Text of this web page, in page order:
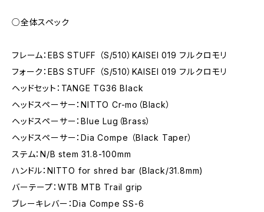
○全体スペック
フレーム：EBS STUFF （S/510）KAISEI 019 フルクロモリ
フォーク：EBS STUFF （S/510）KAISEI 019 フルクロモリ
ヘッドセット：TANGE TG36 Black
ヘッドスペーサー：NITTO Cr-mo（Black）
ヘッドスペーサー：Blue Lug（Brass）
ヘッドスペーサー：Dia Compe （Black Taper）
ステム：N/B stem 31.8-100mm
ハンドル：NITTO for shred bar (Black/31.8mm)
バーテープ：WTB MTB Trail grip
ブレーキレバー：Dia Compe SS-6